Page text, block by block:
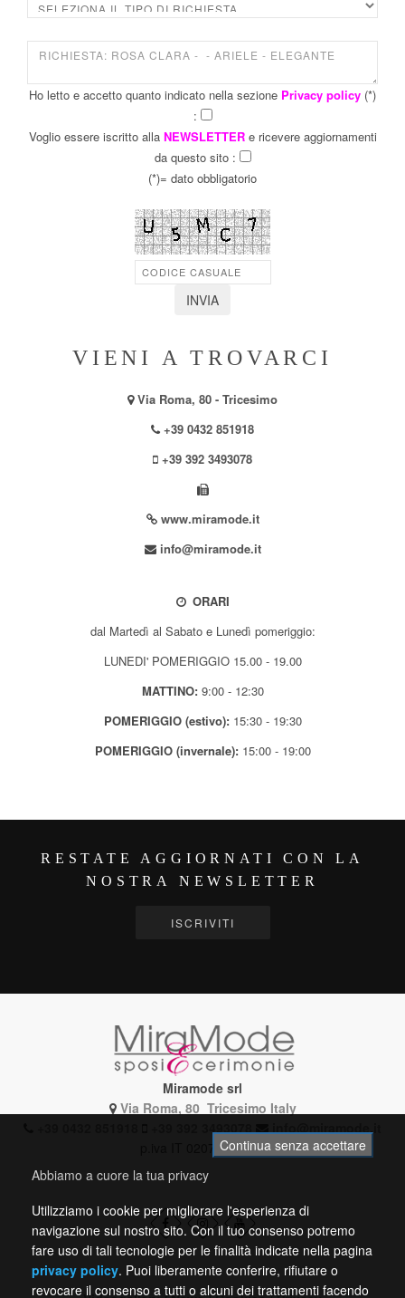
Ho letto e accetto quanto indicato nella sezione Privacy policy (*)
:
Voglio essere iscritto alla NEWSLETTERe ricevere aggiornamenti
da questo sito :
(*)= dato obbligatorio
VIENI A TROVARCI
Via Roma, 80 - Tricesimo
+39 0432 851918
+39 392 3493078
www.miramode.it
info@miramode.it
ORARI
dal Martedì al Sabato e Lunedì pomeriggio:
LUNEDI' POMERIGGIO 15.00 - 19.00
MATTINO:9:00 - 12:30
POMERIGGIO (estivo):15:30 - 19:30
POMERIGGIO (invernale):15:00 - 19:00
RESTATE AGGIORNATI CON LA
NOSTRA NEWSLETTER
ISCRIVITI
Miramode srl
Via Roma, 80 Tricesimo Italy
+39 392 3493078
info@miramode.it
p.iva IT 02072510304Continua senza accettare
Abbiamo a cuore la tua privacy
Utilizziamo i cookie per migliorare l'esperienza di
navigazione sul nostro sito. Con il tuo consenso potremo
fare uso di tali tecnologie per le finalità indicate nella pagina
privacy policy. Puoi liberamente conferire, rifiutare o
revocare il consenso a tutti o alcuni dei trattamenti facendo